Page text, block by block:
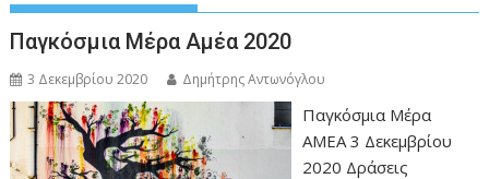
Παγκόσμια Μέρα Αμέα 2020
3 Δεκεμβρίου 2020 Δημήτρης Αντωνόγλου
Παγκόσμια Μέρα
ΑΜΕΑ 3 Δεκεμβρίου
2020 Δράσεις